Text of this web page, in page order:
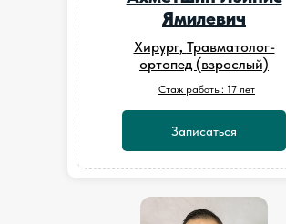
Ямилевич
Записаться
Хирург, Травматолог-
ортопед (взрослый)
Стаж работы: 17 лет